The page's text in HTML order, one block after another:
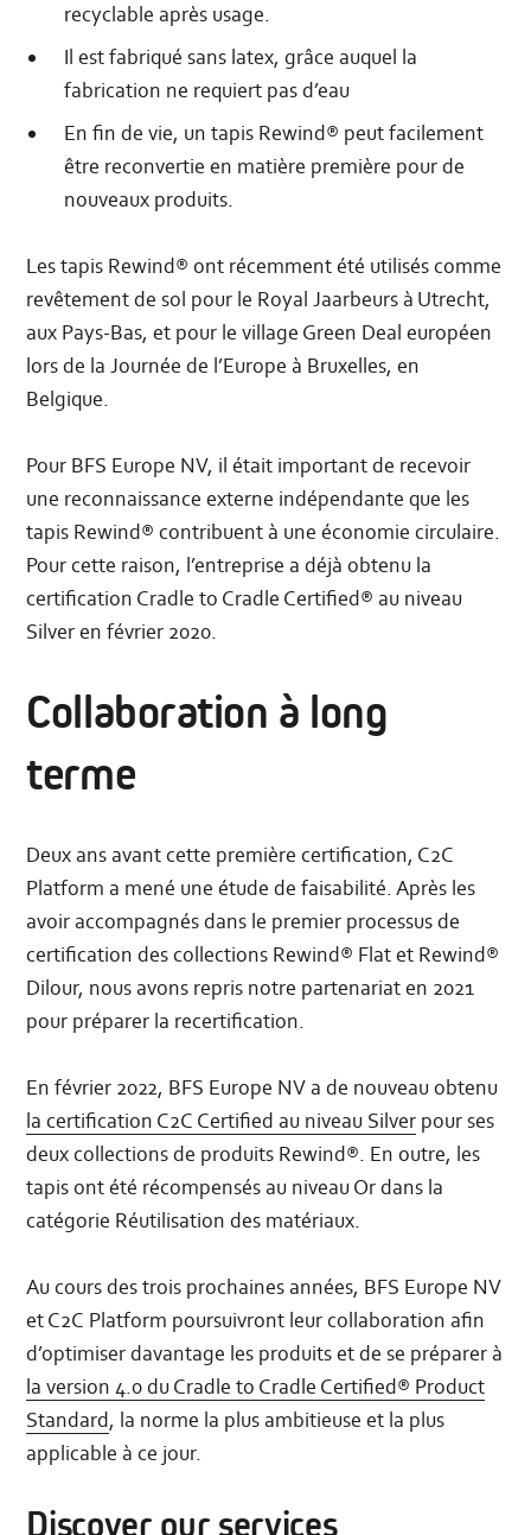
recyclable après usage.
Il est fabriqué sans latex, grâce auquel la
fabrication ne requiert pas d’eau
En fin de vie, un tapis Rewind® peut facilement
être reconvertie en matière première pour de
nouveaux produits.
Les tapis Rewind® ont récemment été utilisés comme
revêtement de sol pour le Royal Jaarbeurs à Utrecht,
aux Pays-Bas, et pour le village Green Deal européen
lors de la Journée de l’Europe à Bruxelles, en
Belgique.
Pour BFS Europe NV, il était important de recevoir
une reconnaissance externe indépendante que les
tapis Rewind® contribuent à une économie circulaire.
Pour cette raison, l’entreprise a déjà obtenu la
certification Cradle to Cradle Certified® au niveau
Silver en février 2020.
Collaboration à long
terme
Deux ans avant cette première certification, C2C
Platform a mené une étude de faisabilité. Après les
avoir accompagnés dans le premier processus de
certification des collections Rewind® Flat et Rewind®
Dilour, nous avons repris notre partenariat en 2021
pour préparer la recertification.
En février 2022, BFS Europe NV a de nouveau obtenu
la certification C2C Certified au niveau Silver pour ses
deux collections de produits Rewind®. En outre, les
tapis ont été récompensés au niveau Or dans la
catégorie Réutilisation des matériaux.
Au cours des trois prochaines années, BFS Europe NV
et C2C Platform poursuivront leur collaboration afin
d’optimiser davantage les produits et de se préparer à
la version 4.0 du Cradle to Cradle Certified® Product
Standard, la norme la plus ambitieuse et la plus
applicable à ce jour.
Discover our services